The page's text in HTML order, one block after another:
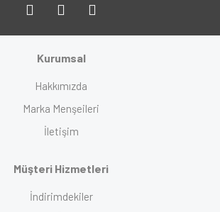
Kurumsal
Hakkımızda
Marka Menşeileri
İletişim
Müşteri Hizmetleri
İndirimdekiler